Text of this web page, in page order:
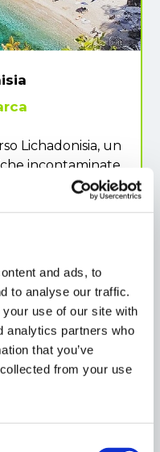
and ads, to
to analyse our traffic.
use of our site with
analytics partners who
that you’ve
from your use
Lichadonisia, un
incontaminate,
per le sue
di sabbia dorata.
un po' di fortuna,
regna sovrana.